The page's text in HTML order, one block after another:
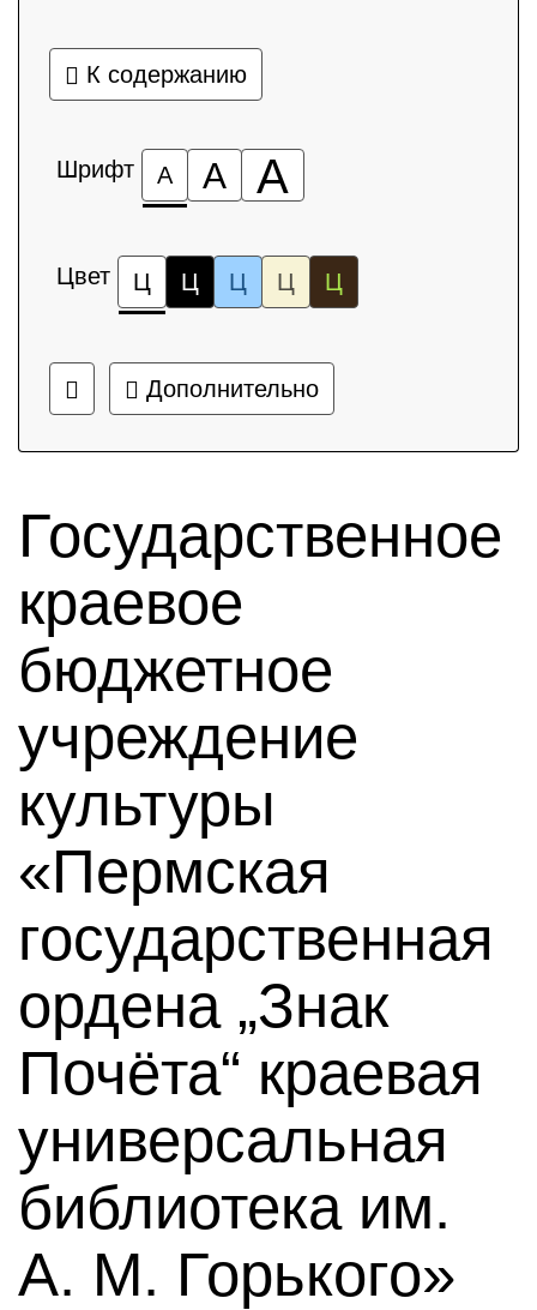
К содержанию
Шрифт А А А
Цвет Ц Ц Ц Ц Ц
Дополнительно
Государственное
краевое
бюджетное
учреждение
культуры
«Пермская
государственная
ордена „Знак
Почёта“ краевая
универсальная
библиотека им.
А. М. Горького»